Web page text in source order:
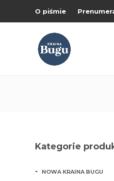
O piśmie
Kategorie
NOWA KRAINA BUGU